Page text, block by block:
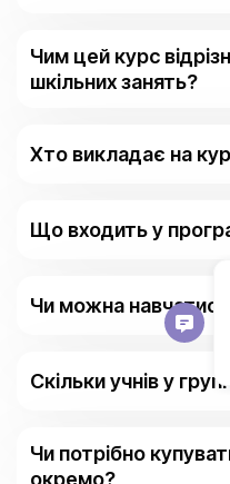
Чим цей курс
шкільних занять?
Хто викладає на
Що входить у
Чи можна
Скільки учнів у
Чи потрібно
окремо?